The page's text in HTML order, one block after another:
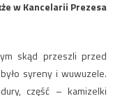
w Kancelarii Prezesa
skąd przeszli przed
syreny i wuwuzele.
część – kamizelki